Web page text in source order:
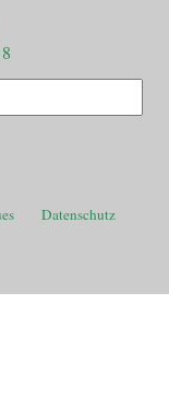
Datenschutz